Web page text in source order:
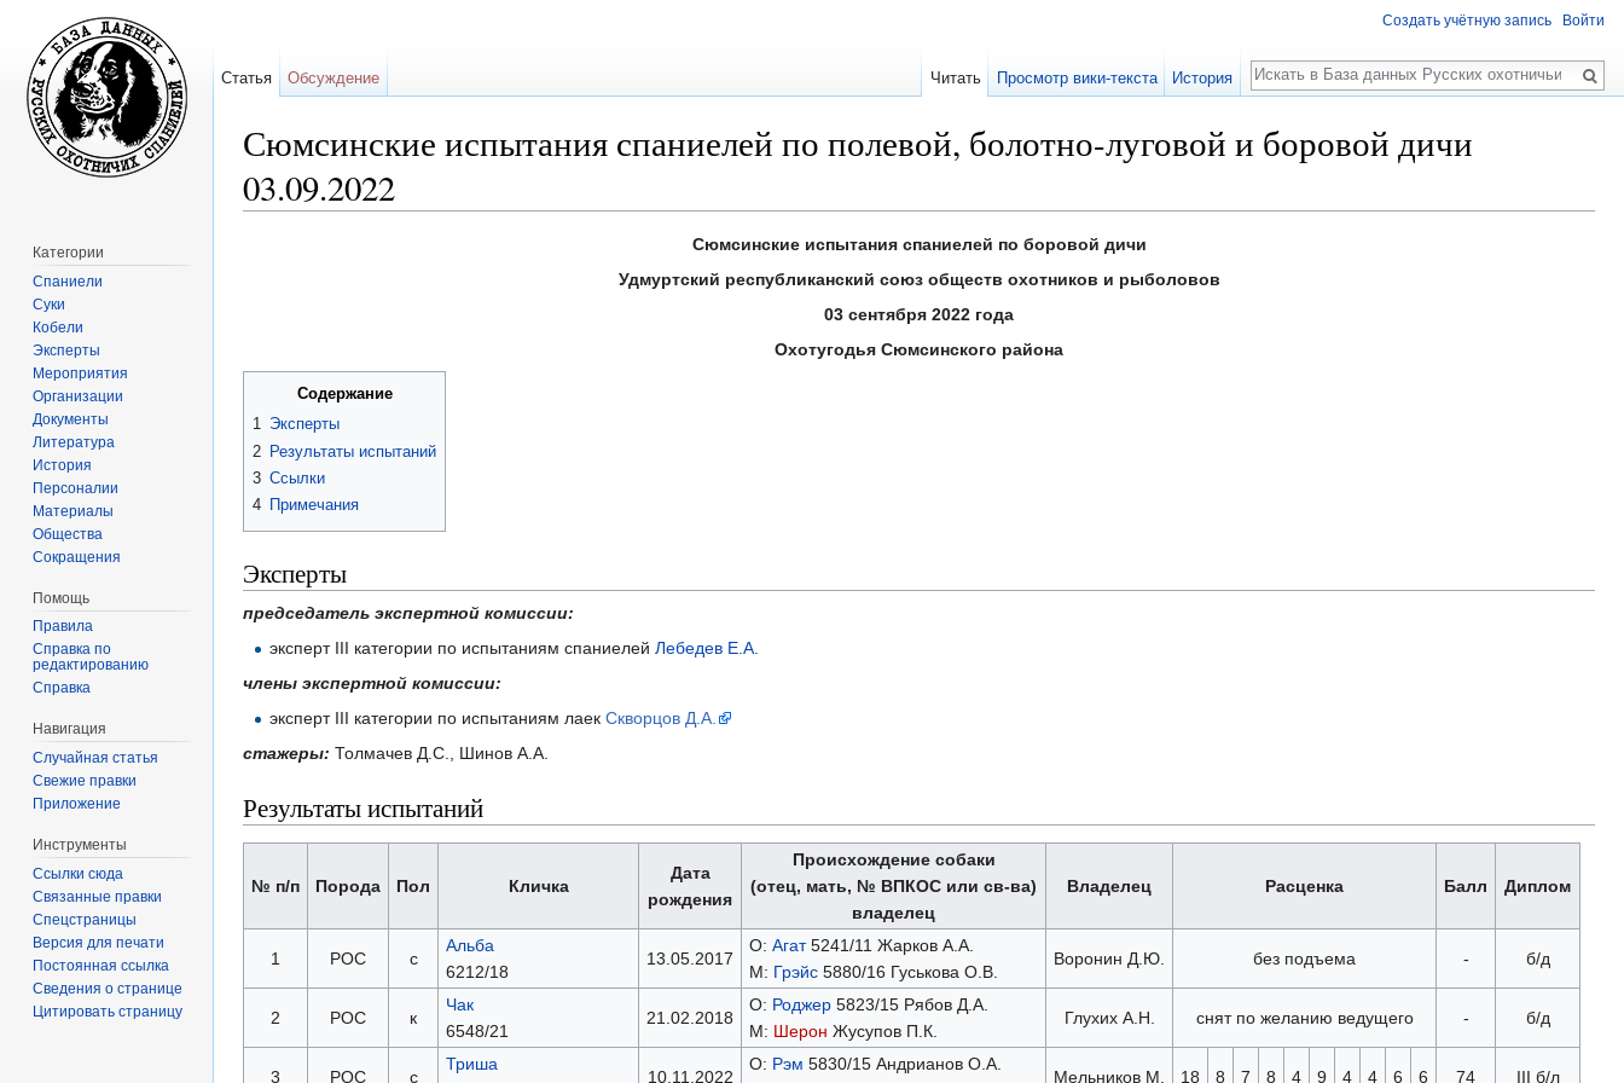
Сюмсинские испытания спаниелей по полевой, болотно-луговой и боровой дичи
03.09.2022
Сюмсинские испытания спаниелей по боровой дичи
Удмуртский республиканский союз обществ охотников и рыболовов
03 сентября 2022 года
Охотугодья Сюмсинского района
Содержание
1 Эксперты
2 Результаты испытаний
3 Ссылки
4 Примечания
Эксперты
председатель экспертной комиссии:
эксперт III категории по испытаниям спаниелейЛебедев Е.А.
члены экспертной комиссии:
эксперт III категории по испытаниям лаекСкворцов Д.А.
стажеры: Толмачев Д.С., Шинов А.А.
Результаты испытаний
№ п/п Порода Пол Кличка
Дата
рождения
Происхождение собаки
(отец, мать, № ВПКОС или св-ва)
владелец
Владелец Расценка Балл Диплом
1 РОС с
Альба
6212/18
13.05.2017
О: Агат5241/11 Жарков А.А.
М: Грэйс5880/16 Гуськова О.В.
Воронин Д.Ю. без подъема - б/д
2 РОС к
Чак
6548/21
21.02.2018
О: Роджер5823/15 Рябов Д.А.
М: Шерон Жусупов П.К.
Глухих А.Н. снят по желанию ведущего - б/д
3 РОС с
Триша
10.11.2022
О: Рэм 5830/15 Андрианов О.А.
Мельников М. 18 8 7 8 4 9 4 4 6 6 74 III б/л
Создать учётную запись Войти
Статья Обсуждение Читать Просмотр вики-текста История
Поиск
Категории
Спаниели
Суки
Кобели
Эксперты
Мероприятия
Организации
Документы
Литература
История
Персоналии
Материалы
Общества
Сокращения
Помощь
Правила
Справка по
редактированию
Справка
Навигация
Случайная статья
Свежие правки
Приложение
Инструменты
Ссылки сюда
Связанные правки
Спецстраницы
Версия для печати
Постоянная ссылка
Сведения о странице
Цитировать страницу